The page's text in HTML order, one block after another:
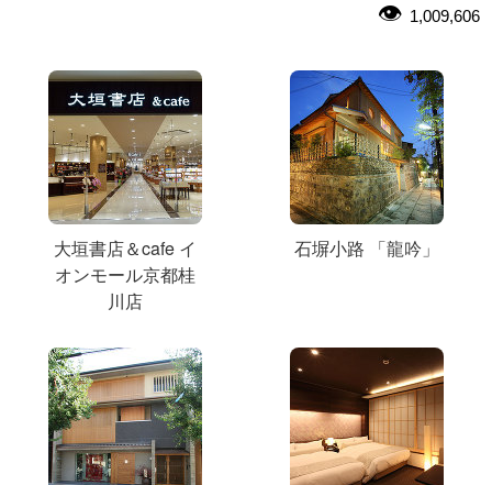
1,009,606
大垣書店＆cafe イ
オンモール京都桂
川店
石塀小路 「龍吟」